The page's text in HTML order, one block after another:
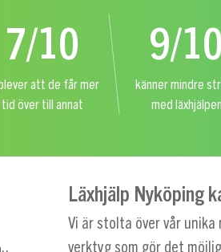
7/10
att de får mer
tid över till annat
9/10
känner mindre
med läxhjälpen
Läxhjälp Nyköping
Vi är stolta över vår unika
verktyg som gör det